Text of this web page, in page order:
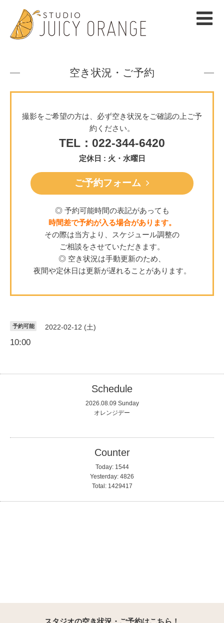
空き状況・ご予約
撮影をご希望の方は、必ず空き状況をご確認の上ご予
約ください。
TEL：022-344-6420
定休日 : 火・水曜日
ご予約フォーム
◎ 予約可能時間の表記があっても
時間差で予約が入る場合があります。
その際は当方より、スケジュール調整の
ご相談をさせていただきます。
◎ 空き状況は手動更新のため、
夜間や定休日は更新が遅れることがあります。
予約可能 2022-02-12 (土)
10:00
Schedule
2026.08.09 Sunday
オレンジデー
Counter
Today: 1544
Yesterday: 4826
Total: 1429417
スタジオの空き状況・ご予約はこちら！